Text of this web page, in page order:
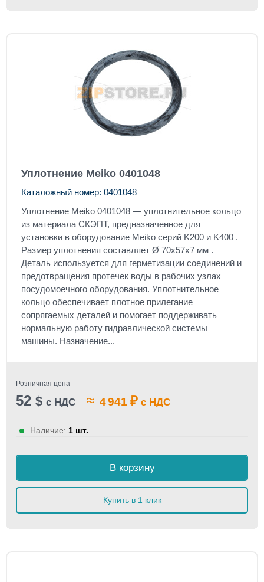
Уплотнение Meiko 0401048
Каталожный номер: 0401048
Уплотнение Meiko 0401048 — уплотнительное кольцо
из материала СКЭПТ, предназначенное для
установки в оборудование Meiko серий K200 и K400 .
Размер уплотнения составляет Ø 70x57x7 мм .
Деталь используется для герметизации соединений и
предотвращения протечек воды в рабочих узлах
посудомоечного оборудования. Уплотнительное
кольцо обеспечивает плотное прилегание
сопрягаемых деталей и помогает поддерживать
нормальную работу гидравлической системы
машины. Назначение...
Розничная цена
52 $ с НДС ≈ 4 941 ₽ с НДС
Наличие: 1 шт.
В корзину
Купить в 1 клик